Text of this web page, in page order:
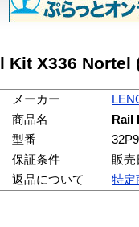
Kit X336 Nortel
メーカー
商品名
Rail
型番
保証条件
販売
返品について
特定